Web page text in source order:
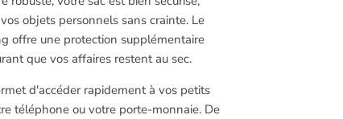
objets personnels sans crainte. Le
offre une protection supplémentaire
que vos affaires restent au sec.
d'accéder rapidement à vos petits
téléphone ou votre porte-monnaie. De